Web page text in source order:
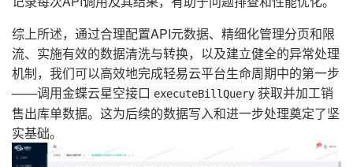
综上所述，通过合理配置API元数据、精细化管理分页和限
流、实施有效的数据清洗与转换，以及建立健全的异常处理
机制，我们可以高效地完成轻易云平台生命周期中的第一步
——调用金蝶云星空接口 executeBillQuery 获取并加工销
售出库单数据。这为后续的数据写入和进一步处理奠定了坚
实基础。